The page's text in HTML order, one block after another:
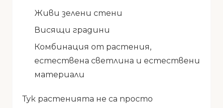
Живи зелени стени
Висящи градини
Комбинация от растения,
естествена светлина и естествени
материали
Тук растенията не са просто